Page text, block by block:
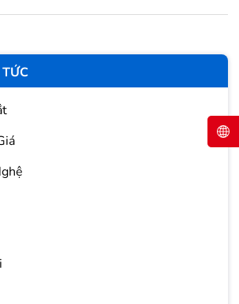
mọi người nghĩ mạng 5G là để nâng